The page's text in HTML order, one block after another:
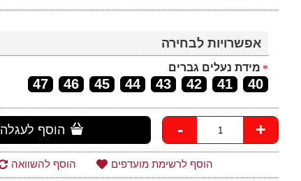
אפשרויות לבחירה
מידת נעלים גברים
40
41
42
43
44
45
46
47
- + הוסף לעגלה
הוסף לרשימת מועדפים הוסף להשוואה